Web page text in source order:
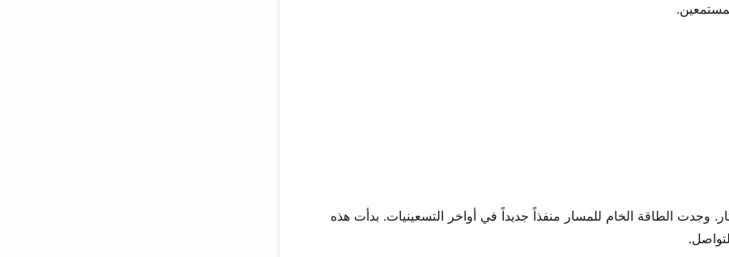
وجدت الطاقة الخام للمسار منفذاً جديداً في أواخر التسعينيات. بدأت هذه